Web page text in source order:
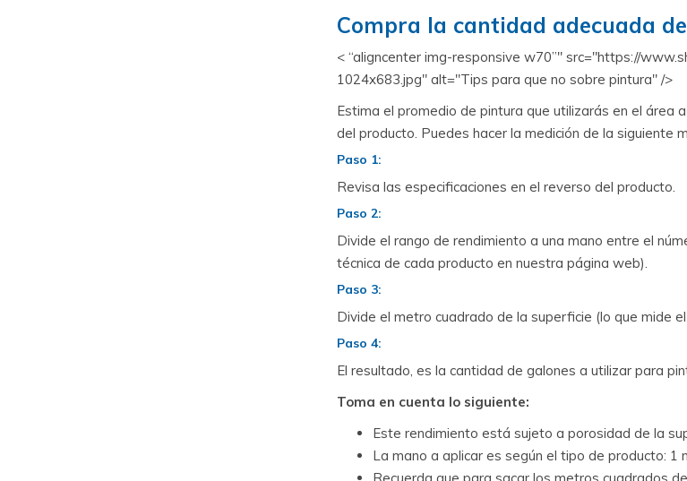
Compra la cantidad adecuada
< “aligncenter img-responsive w70”" src="https://
1024x683.jpg" alt="Tips para que no sobre pintura" />
Estima el promedio de pintura que utilizarás en el área
del producto. Puedes hacer la medición de la siguiente
Paso 1:
Revisa las especificaciones en el reverso del producto.
Paso 2:
Divide el rango de rendimiento a una mano entre el
técnica de cada producto en nuestra página web).
Paso 3:
Divide el metro cuadrado de la superficie (lo que mide
Paso 4:
El resultado, es la cantidad de galones a utilizar para
Toma en cuenta lo siguiente:
Este rendimiento está sujeto a porosidad de la
La mano a aplicar es según el tipo de producto: